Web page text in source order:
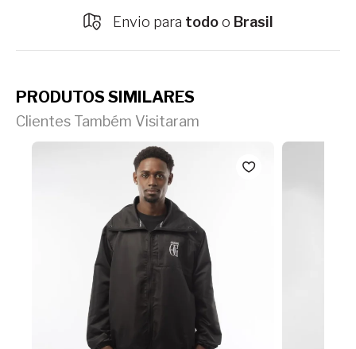
Envio para todoo Brasil
PRODUTOS SIMILARES
Clientes Também Visitaram